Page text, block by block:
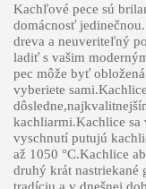
Kachľové pece sú
domácnosť
dreva a neuveriteľný
ladiť s vašim
pec môže byť
vyberiete
kachliarmi.Kachlice sa
vyschnutí putujú
až 1050 °C.Kachlice
druhý krát nastriekané
tradíciu a v dnešnej